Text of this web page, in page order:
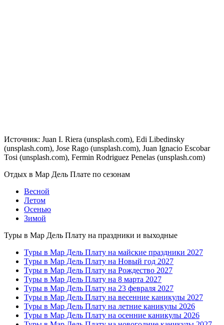
Источник: Juan I. Riera (unsplash.com), Edi Libedinsky
(unsplash.com), Jose Rago (unsplash.com), Juan Ignacio Escobar
Tosi (unsplash.com), Fermin Rodriguez Penelas (unsplash.com)
Отдых в Мар Дель Плате по сезонам
Весной
Летом
Осенью
Зимой
Туры в Мар Дель Плату на праздники и выходные
Туры в Мар Дель Плату на майские праздники 2027
Туры в Мар Дель Плату на Новый год 2027
Туры в Мар Дель Плату на Рождество 2027
Туры в Мар Дель Плату на 8 марта 2027
Туры в Мар Дель Плату на 23 февраля 2027
Туры в Мар Дель Плату на весенние каникулы 2027
Туры в Мар Дель Плату на летние каникулы 2026
Туры в Мар Дель Плату на осенние каникулы 2026